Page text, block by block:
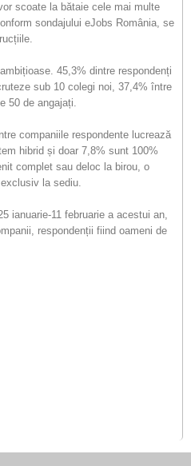
scoate la bătaie cele mai multe
sondajului eJobs România, se
45,3% dintre respondenți
sub 10 colegi noi, 37,4% între
50 de angajați.
companiile respondente lucrează
hibrid și doar 7,8% sunt 100%
complet sau deloc la birou, o
la sediu.
ianuarie-11 februarie a acestui an,
respondenții fiind oameni de